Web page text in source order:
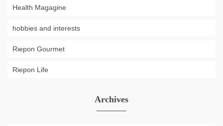
Health Magagine
hobbies and interests
Riepon Gourmet
Riepon Life
Archives